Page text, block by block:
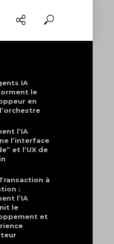
IA
le
en
l’IA
l’interface
et l’UX de
à
:
l’IA
le
et